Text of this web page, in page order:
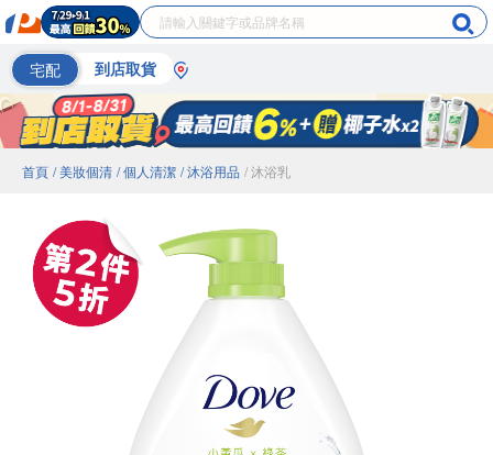
宅配 到店取貨
首頁 / 美妝個清 / 個人清潔 / 沐浴用品 / 沐浴乳